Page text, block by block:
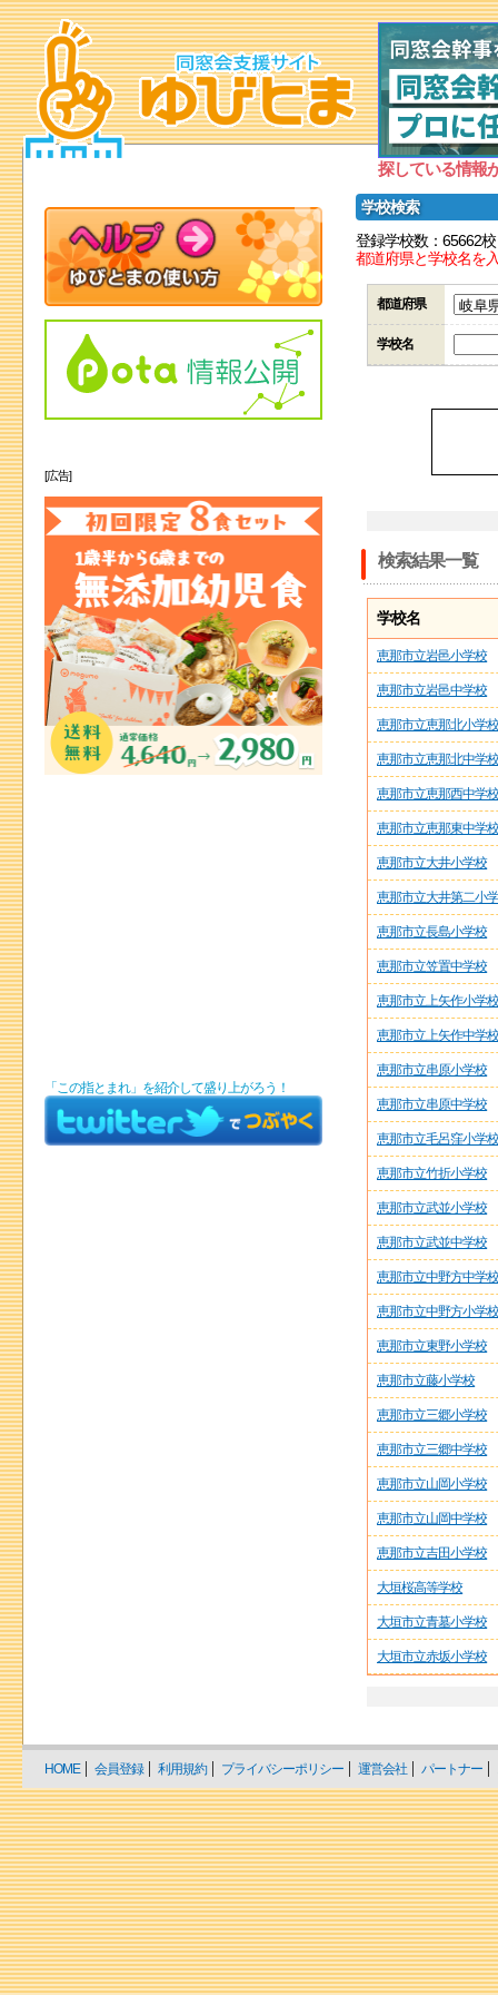
探している情報
学校検索
登録学校数：65662校
都道府県と学校名を
都道府県
学校名
検索結果一覧
学校名
恵那市立岩邑小学校
恵那市立岩邑中学校
恵那市立恵那北小学校
恵那市立恵那北中学校
恵那市立恵那西中学校
恵那市立恵那東中学校
恵那市立大井小学校
恵那市立大井第二小
恵那市立長島小学校
恵那市立笠置中学校
恵那市立上矢作小学校
恵那市立上矢作中学校
恵那市立串原小学校
恵那市立串原中学校
恵那市立毛呂窪小学校
恵那市立竹折小学校
恵那市立武並小学校
恵那市立武並中学校
恵那市立中野方中学校
恵那市立中野方小学校
恵那市立東野小学校
恵那市立藤小学校
恵那市立三郷小学校
恵那市立三郷中学校
恵那市立山岡小学校
恵那市立山岡中学校
恵那市立吉田小学校
大垣桜高等学校
大垣市立青墓小学校
大垣市立赤坂小学校
[広告]
「この指とまれ」を紹介して盛り上がろう！
HOME 会員登録 利用規約 プライバシーポリシー 運営会社 パートナー